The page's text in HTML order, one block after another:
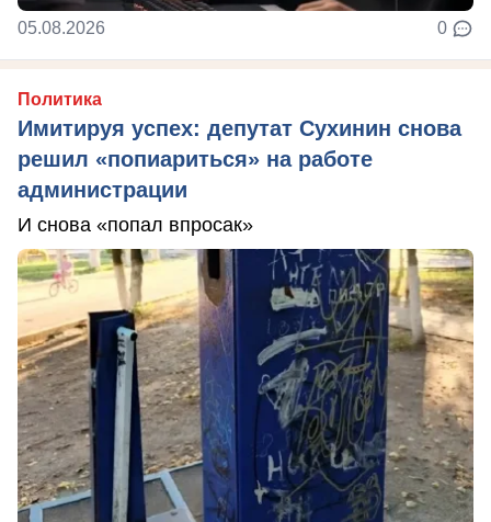
05.08.2026 0
Политика
Имитируя успех: депутат Сухинин снова
решил «попиариться» на работе
администрации
И снова «попал впросак»